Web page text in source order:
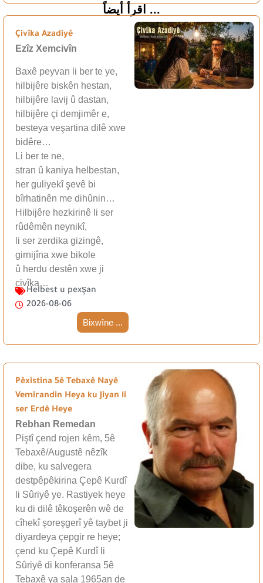
اقرأ أيضاً ...
Çivîka Azadiyê
Ezîz Xemcivîn
Baxê peyvan li ber te ye,
hilbijêre biskên hestan,
hilbijêre lavij û dastan,
hilbijêre çi demjimêr e,
besteya veşartina dilê xwe
bidêre…
Li ber te ne,
stran û kaniya helbestan,
her guliyekî şevê bi
bîrhatinên me dihûnin…
Hilbijêre hezkirinê li ser
rûdêmên neynikî,
li ser zerdika gizingê,
girnijîna xwe bikole
û herdu destên xwe ji
çivîka…
Helbest u pexşan
2026-08-06
Bixwîne ...
Pêxistina 5ê Tebaxê Nayê
Vemirandin Heya ku Jiyan li
ser Erdê Heye
Rebhan Remedan
Piştî çend rojen kêm, 5ê
Tebaxê/Augustê nêzîk
dibe, ku salvegera
destpêpêkirina Çepê Kurdî
li Sûriyê ye. Rastiyek heye
ku di dilê têkoşerên wê de
cîhekî şoreşgerî yê taybet ji
diyardeya çepgir re heye;
çend ku Çepê Kurdî li
Sûriyê di konferansa 5ê
Tebaxê ya sala 1965an de